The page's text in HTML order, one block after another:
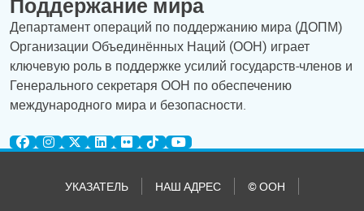
Департамент операций по поддержанию мира (ДОПМ)
Организации Объединённых Наций (ООН) играет
ключевую роль в поддержке усилий государств-членов и
Генерального секретаря ООН по обеспечению
международного мира и безопасности.
УКАЗАТЕЛЬ НАШ АДРЕС © ООН